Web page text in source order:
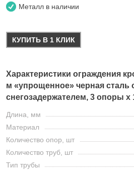
Металл в наличии
КУПИТЬ В 1 КЛИК
Характеристики ограждения
м «упрощенное» черная сталь
снегозадержателем, 3 опоры х
Длина, мм
Материал
Количество опор, шт
Количество труб, шт
Тип трубы